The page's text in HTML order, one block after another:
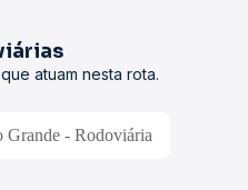
atuam nesta rota.
Grande - Rodoviária